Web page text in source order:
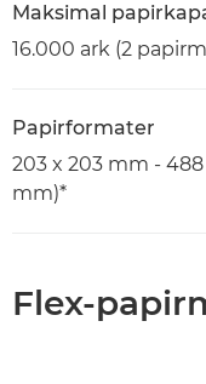
Maksimal
16.000 ark (2
Papirformater
203 x 203 mm -
mm)*
Flex-